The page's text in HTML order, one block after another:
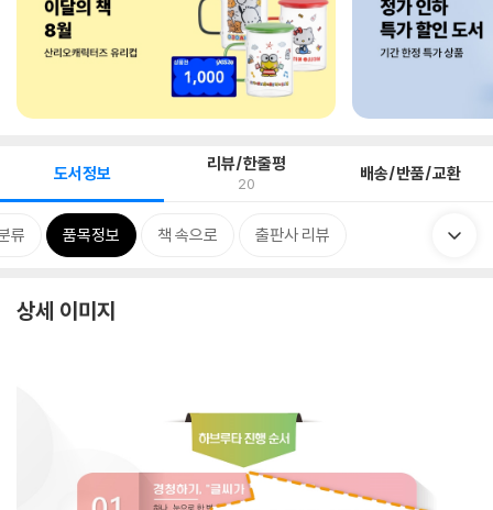
도서정보 리뷰/한줄평
20 배송/반품/교환
류 품목정보 책 속으로 출판사 리뷰
상세 이미지